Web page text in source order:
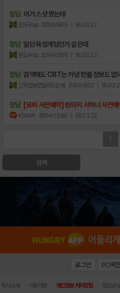
잡담 이거 스샷 봤는데
윈도우xp 조회수:885 | 18.03.22
잡담 일단 육성게임인거 같은데
윈도우xp 조회수:586 | 18.03.22
잡담 검색해도 CBT는 커녕 한줄 정보도 없
신작만보면달려드는애 조회수:502 |
잡담 [모비 사전예약] 판타지 서머너 사전예
KSWW 조회수:1,590 | 18.03.22
1
검색
로그인 PC버전
회사소개 이용약관 개인정보 처리방침 청소년